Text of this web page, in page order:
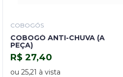
COBOGÓS
COBOGÓ ANTI-CHUVA (A
PEÇA)
R$ 27,40
ou 25,21 à vistaCOMPRAR